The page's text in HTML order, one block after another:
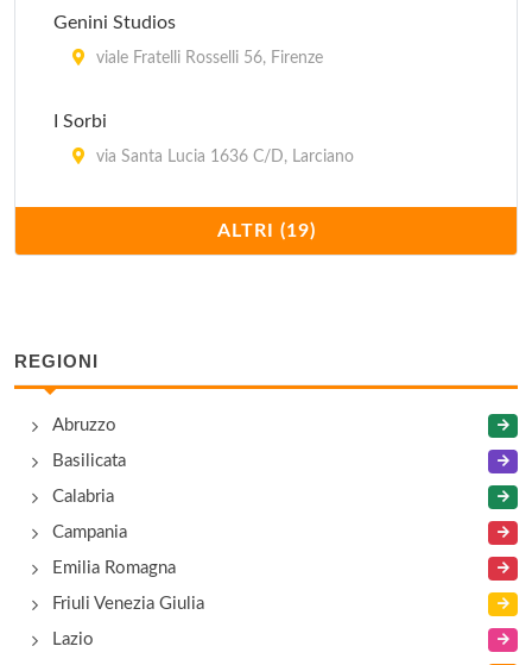
Genini Studios
viale Fratelli Rosselli 56, Firenze
I Sorbi
via Santa Lucia 1636 C/D, Larciano
via Vallisnieri (località Trassilico) 37, Gallicano
località Paggino , Radda in Chianti
L'Albergaccio
strada Cassia Sud 158a, Siena
Le Capanne
ALTRI (19)
REGIONI
Abruzzo
Basilicata
Calabria
Campania
Emilia Romagna
Friuli Venezia Giulia
Lazio